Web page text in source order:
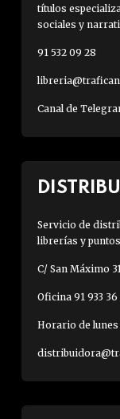
títulos
sociales y
91 532 09 28
Canal de
Servicio de
librerías y
C/ San Máximo
Oficina 91 933 36
Horario de lunes